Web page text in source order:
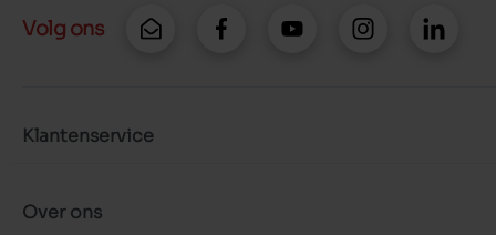
Volg ons
Klantenservice
Over ons